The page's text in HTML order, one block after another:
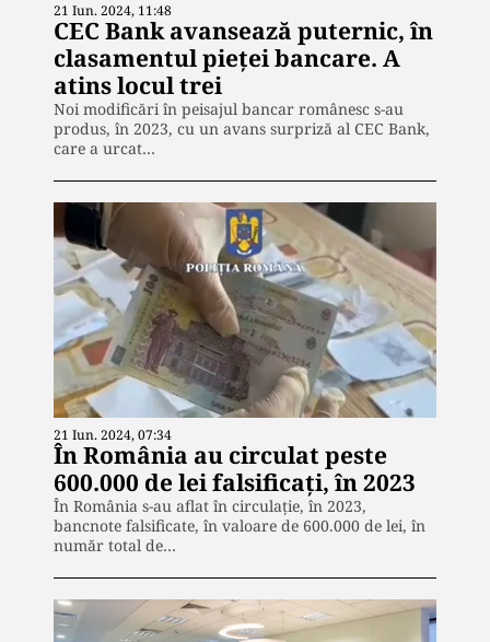
21 Iun. 2024, 11:48
CEC Bank avansează puternic, în
clasamentul pieței bancare. A
atins locul trei
Noi modificări în peisajul bancar românesc s-au
produs, în 2023, cu un avans surpriză al CEC Bank,
care a urcat…
21 Iun. 2024, 07:34
În România au circulat peste
600.000 de lei falsificați, în 2023
În România s-au aflat în circulație, în 2023,
bancnote falsificate, în valoare de 600.000 de lei, în
număr total de…